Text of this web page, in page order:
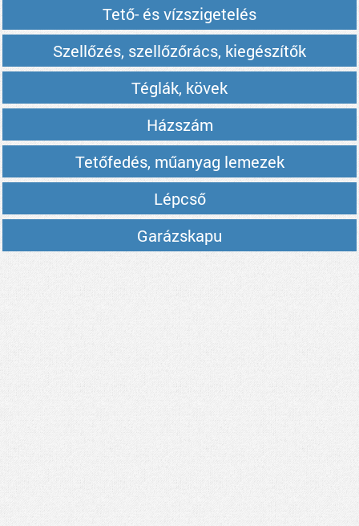
Tető- és vízszigetelés
Szellőzés, szellőzőrács, kiegészítők
Téglák, kövek
Házszám
Tetőfedés, műanyag lemezek
Lépcső
Garázskapu